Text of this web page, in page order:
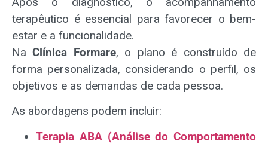
terapêutico é essencial para favorecer o bem-
estar e a funcionalidade.
NaClínica Formare, o plano é construído de
forma personalizada, considerando o perfil, os
objetivos e as demandas de cada pessoa.
As abordagens podem incluir:
Terapia ABA (Análise do Comportamento